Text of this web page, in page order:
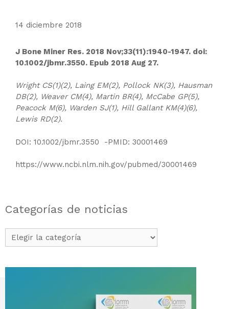
14 diciembre 2018
J Bone Miner Res. 2018 Nov;33(11):1940-1947. doi:
10.1002/jbmr.3550. Epub 2018 Aug 27.
Wright CS(1)(2), Laing EM(2), Pollock NK(3), Hausman
DB(2), Weaver CM(4), Martin BR(4), McCabe GP(5),
Peacock M(6), Warden SJ(1), Hill Gallant KM(4)(6),
Lewis RD(2).
DOI: 10.1002/jbmr.3550 -PMID: 30001469
https://www.ncbi.nlm.nih.gov/pubmed/30001469
Categorías de noticias
Categorías
de